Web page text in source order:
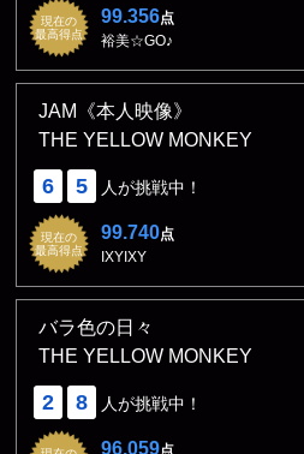
現在の
最高得点
99.356点
裕美☆GO♪
JAM《本人映像》
THE YELLOW MONKEY
6 5 人が挑戦中！
現在の
最高得点
99.740点
IXYIXY
バラ色の日々
THE YELLOW MONKEY
2 8 人が挑戦中！
96.059点